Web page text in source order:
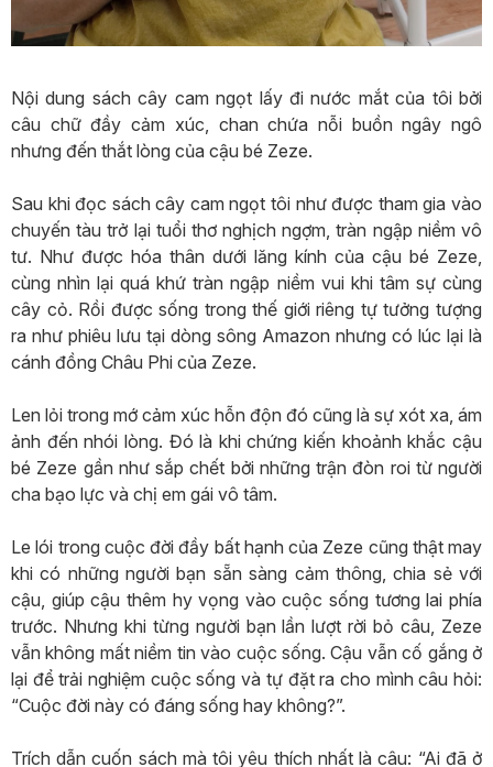
Nội dung sách cây cam ngọt lấy đi nước mắt của tôi bởi
câu chữ đầy cảm xúc, chan chứa nỗi buồn ngây ngô
nhưng đến thắt lòng của cậu bé Zeze.
Sau khi đọc sách cây cam ngọt tôi như được tham gia vào
chuyến tàu trở lại tuổi thơ nghịch ngợm, tràn ngập niềm vô
tư. Như được hóa thân dưới lăng kính của cậu bé Zeze,
cùng nhìn lại quá khứ tràn ngập niềm vui khi tâm sự cùng
cây cỏ. Rồi được sống trong thế giới riêng tự tưởng tượng
ra như phiêu lưu tại dòng sông Amazon nhưng có lúc lại là
cánh đồng Châu Phi của Zeze.
Len lỏi trong mớ cảm xúc hỗn độn đó cũng là sự xót xa, ám
ảnh đến nhói lòng. Đó là khi chứng kiến khoảnh khắc cậu
bé Zeze gần như sắp chết bởi những trận đòn roi từ người
cha bạo lực và chị em gái vô tâm.
Le lói trong cuộc đời đầy bất hạnh của Zeze cũng thật may
khi có những người bạn sẵn sàng cảm thông, chia sẻ với
cậu, giúp cậu thêm hy vọng vào cuộc sống tương lai phía
trước. Nhưng khi từng người bạn lần lượt rời bỏ câu, Zeze
vẫn không mất niềm tin vào cuộc sống. Cậu vẫn cố gắng ở
lại để trải nghiệm cuộc sống và tự đặt ra cho mình câu hỏi:
“Cuộc đời này có đáng sống hay không?”.
Trích dẫn cuốn sách mà tôi yêu thích nhất là câu: “Ai đã ở